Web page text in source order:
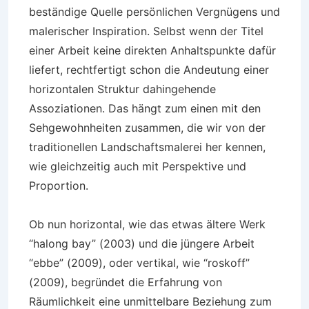
beständige Quelle persönlichen Vergnügens und
malerischer Inspiration. Selbst wenn der Titel
einer Arbeit keine direkten Anhaltspunkte dafür
liefert, rechtfertigt schon die Andeutung einer
horizontalen Struktur dahingehende
Assoziationen. Das hängt zum einen mit den
Sehgewohnheiten zusammen, die wir von der
traditionellen Landschaftsmalerei her kennen,
wie gleichzeitig auch mit Perspektive und
Proportion.
Ob nun horizontal, wie das etwas ältere Werk
“halong bay” (2003) und die jüngere Arbeit
“ebbe” (2009), oder vertikal, wie “roskoff”
(2009), begründet die Erfahrung von
Räumlichkeit eine unmittelbare Beziehung zum